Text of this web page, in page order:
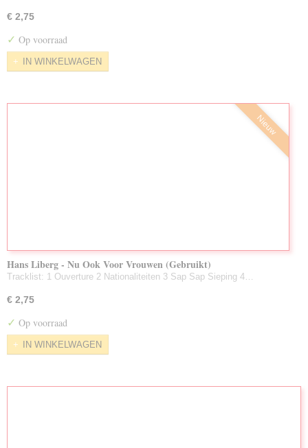
€ 2,75
✓ Op voorraad
IN WINKELWAGEN
Nieuw
Hans Liberg - Nu Ook Voor Vrouwen (Gebruikt)
Tracklist: 1 Ouverture 2 Nationaliteiten 3 Sap Sap Sieping 4…
€ 2,75
✓ Op voorraad
IN WINKELWAGEN